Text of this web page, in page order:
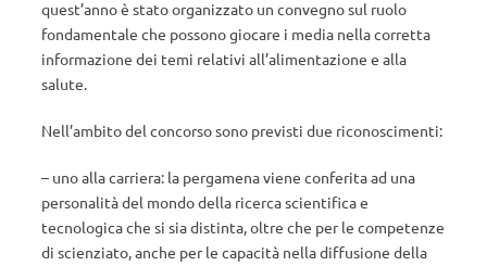
quest’anno è stato organizzato un convegno sul ruolo
fondamentale che possono giocare i media nella corretta
informazione dei temi relativi all’alimentazione e alla
salute.
Nell’ambito del concorso sono previsti due riconoscimenti:
– uno alla carriera: la pergamena viene conferita ad una
personalità del mondo della ricerca scientifica e
tecnologica che si sia distinta, oltre che per le competenze
di scienziato, anche per le capacità nella diffusione della